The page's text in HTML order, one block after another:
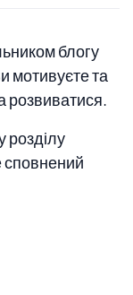
блогу
мотивуєте та
розвиватися.
розділу
сповнений